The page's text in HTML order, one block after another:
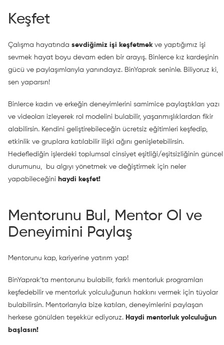
Keşfet
Çalışma hayatında sevdiğimiz işi keşfetmekve yaptığımız işi
sevmek hayat boyu devam eden bir arayış. Binlerce kız kardeşinin
gücü ve paylaşımlarıyla yanındayız. BinYaprak seninle. Biliyoruz ki,
sen yaparsın!
Binlerce kadın ve erkeğin deneyimlerini samimice paylaştıkları yazı
ve videoları izleyerek rol modelini bulabilir, yaşanmışlıklardan fikir
alabilirsin. Kendini geliştirebileceğin ücretsiz eğitimleri keşfedip,
etkinlik ve gruplara katılabilir ilişki ağını genişletebilirsin.
Hedeflediğin işlerdeki toplumsal cinsiyet eşitliği/eşitsizliğinin güncel
durumunu, bu algıyı yönetmek ve değiştirmek için neler
yapabileceğini haydi keşfet!
Mentorunu Bul, Mentor Ol ve
Deneyimini Paylaş
Mentorunu kap, kariyerine yatırım yap!
BinYaprak’ta mentorunu bulabilir, farklı mentorluk programları
keşfedebilir ve mentorluk yolculuğunun hakkını vermek için tüyolar
bulabilirsin. Mentorlarıyla bize katılan, deneyimlerini paylaşan
herkese gönülden teşekkür ediyoruz. Haydi mentorluk yolculuğun
başlasın!